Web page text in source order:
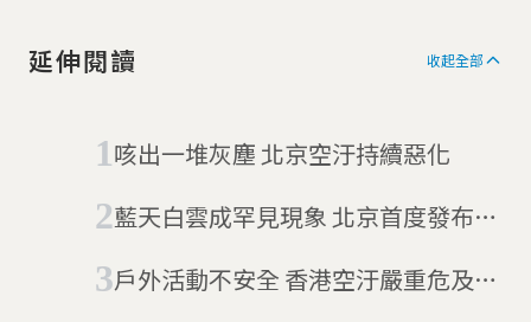
延伸閱讀 收起全部
咳出一堆灰塵 北京空汙持續惡化
藍天白雲成罕見現象 北京首度發布空
戶外活動不安全 香港空汙嚴重危及居